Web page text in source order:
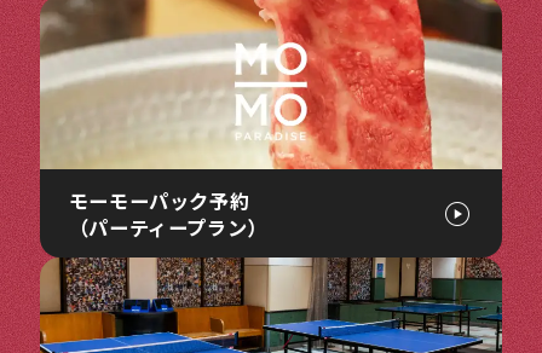
モーモーパック予約
（パーティープラン）